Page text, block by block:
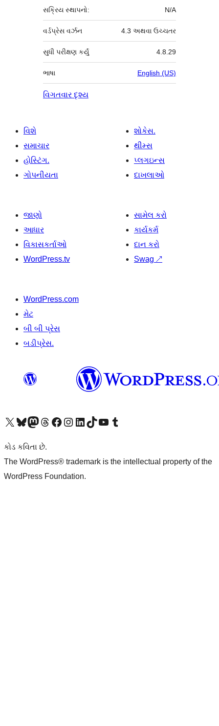
સક્રિય સ્થાપનો: N/A
વર્ડપ્રેસ વર્ઝન 4.3 અથવા ઉચ્ચતર
4.8.29
સુધી પરીક્ષણ કર્યું
ભાષા English (US)
વિગતવાર દૃશ્ય
વિશે
સમાચાર
હોસ્ટિંગ.
ગોપનીયતા
શોકેસ.
થીમ્સ
પ્લગઇન્સ
દાખલાઓ
જાણો
આધાર
વિકાસકર્તાઓ
WordPress.tv
સામેલ કરો
કાર્યકર્મ
દાન કરો
Swag ↗
WordPress.com
મેટ
બી બી પ્રેસ
બડીપ્રેસ.
અમારા X (અગાઉ ટ્વિટર) એકાઉન્ટની મુલાકાત લોઅમારા Bluesky એકાઉન્ટની મુલાકાત લોઅમારા માસ્ટોડોન એકાઉન્ટની મુલાકાત લોઅમારા Threads એકાઉન્ટની મુલાકાત લો અમારા ફેસબુક પેજની મુલાકાત લોઅમારા ઇન્સ્ટાગ્રામ એકાઉન્ટની મુલાકાત લો અમારા LinkedIn એકાઉન્ટની મુલાકાત લોઅમારા TikTok એકાઉન્ટની મુલાકાત લોઅમારી YouTube ચેનલની મુલાકાત લો અમારા Tumblr એકાઉન્ટની મુલાકાત લો
કોડ કવિતા છે.
The WordPress® trademark is the intellectual property of the
WordPress Foundation.